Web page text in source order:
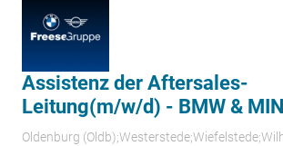
Assistenz der Aftersales-
Leitung(m/w/d) - BMW &
Oldenburg